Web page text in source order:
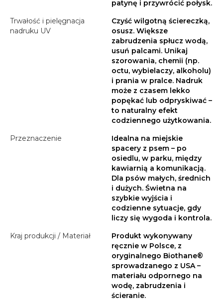
patynę i przywrócić połysk.
Trwałość i pielęgnacja
nadruku UV
Czyść wilgotną ściereczką,
osusz. Większe
zabrudzenia spłucz wodą,
usuń palcami. Unikaj
szorowania, chemii (np.
octu, wybielaczy, alkoholu)
i prania w pralce. Nadruk
może z czasem lekko
popękać lub odpryskiwać –
to naturalny efekt
codziennego użytkowania.
Przeznaczenie
Idealna na miejskie
spacery z psem – po
osiedlu, w parku, między
kawiarnią a komunikacją.
Dla psów małych, średnich
i dużych. Świetna na
szybkie wyjścia i
codzienne sytuacje, gdy
liczy się wygoda i kontrola.
Kraj produkcji / Materiał
Produkt wykonywany
ręcznie w Polsce, z
oryginalnego Biothane®
sprowadzanego z USA –
materiału odpornego na
wodę, zabrudzenia i
ścieranie.